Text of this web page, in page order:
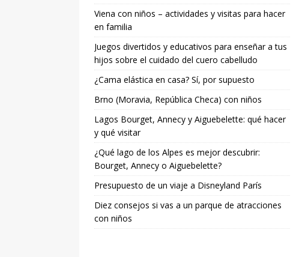
Viena con niños – actividades y visitas para hacer
en familia
Juegos divertidos y educativos para enseñar a tus
hijos sobre el cuidado del cuero cabelludo
¿Cama elástica en casa? Sí, por supuesto
Brno (Moravia, República Checa) con niños
Lagos Bourget, Annecy y Aiguebelette: qué hacer
y qué visitar
¿Qué lago de los Alpes es mejor descubrir:
Bourget, Annecy o Aiguebelette?
Presupuesto de un viaje a Disneyland París
Diez consejos si vas a un parque de atracciones
con niños